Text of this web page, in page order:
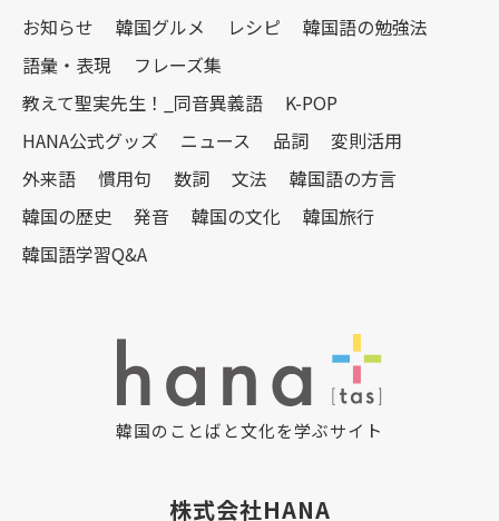
お知らせ 韓国グルメ レシピ
韓国語の勉強法
語彙・表現
フレーズ集
教えて聖実先生！_同音異義語
K-POP
HANA公式グッズ
ニュース 品詞
変則活用
外来語
慣用句 数詞 文法
韓国語の方言
韓国の歴史
発音 韓国の文化
韓国旅行
韓国語学習Q&A
韓国のことばと文化を学ぶサイト
株式会社HANA